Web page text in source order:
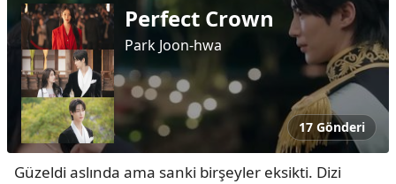
Perfect Crown
Park Joon-hwa
17 Gönderi
Güzeldi aslında ama sanki birşeyler eksikti. Dizi